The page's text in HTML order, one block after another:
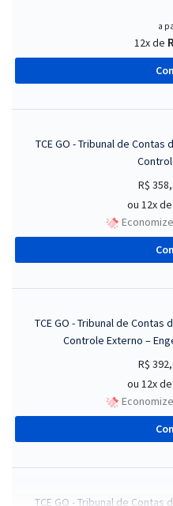
a
12x de
TCE GO - Tribunal de
R$
ou 12x de
TCE GO - Tribunal de
Controle Externo –
R$
ou 12x de
TCE GO - Tribunal de